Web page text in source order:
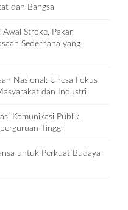
dan Bangsa
Stroke, Pakar
Sederhana yang
Nasional: Unesa Fokus
dan Industri
Komunikasi Publik,
Tinggi
untuk Perkuat Budaya